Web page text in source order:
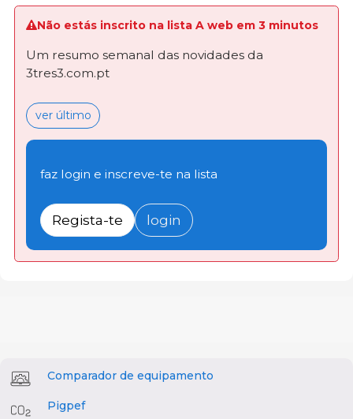
Não estás inscrito na lista A web em 3 minutos
Um resumo semanal das novidades da
3tres3.com.pt
ver último
faz login e inscreve-te na lista
Regista-te login
Comparador de equipamento
Pigpef